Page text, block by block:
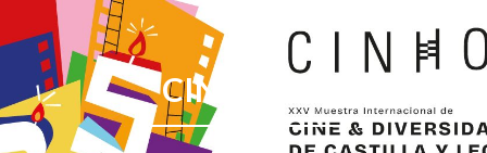
CINHOMO